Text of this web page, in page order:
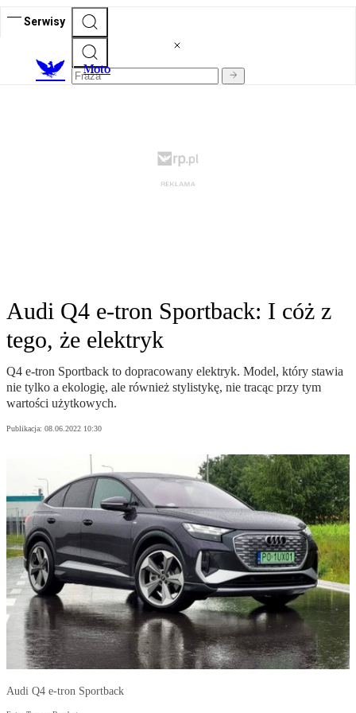
Serwisy
Moto
Audi Q4 e-tron Sportback: I cóż z
tego, że elektryk
Q4 e-tron Sportback to dopracowany elektryk. Model, który stawia
nie tylko a ekologię, ale również stylistykę, nie tracąc przy tym
wartości użytkowych.
Publikacja: 08.06.2022 10:30
Audi Q4 e-tron Sportback